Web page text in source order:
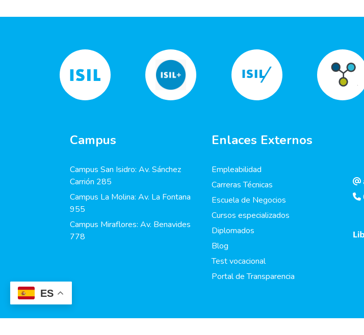
ES
Campus
Campus San Isidro: Av. Sánchez
Carrión 285
Campus La Molina: Av. La Fontana
955
Campus Miraflores: Av. Benavides
778
Enlaces Externos
Empleabilidad
Carreras Técnicas
Escuela de Negocios
Cursos especializados
Diplomados
Blog
Test vocacional
Portal de Transparencia